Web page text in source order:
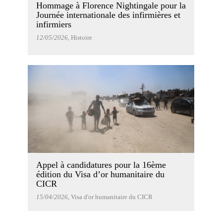
Hommage à Florence Nightingale pour la
Journée internationale des infirmières et
infirmiers
12/05/2026, Histoire
Appel à candidatures pour la 16ème
édition du Visa d’or humanitaire du
CICR
15/04/2026, Visa d'or humanitaire du CICR